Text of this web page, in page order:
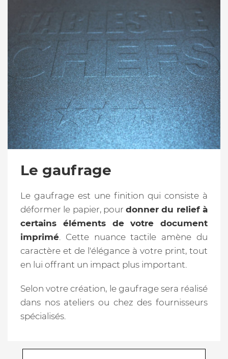
Le gaufrage
Le gaufrage est une finition qui consiste à
déformer le papier, pourdonner du relief à
certains éléments de votre document
imprimé. Cette nuance tactile amène du
caractère et de l'élégance à votre print, tout
en lui offrant un impact plus important.
Selon votre création, le gaufrage sera réalisé
dans nos ateliers ou chez des fournisseurs
spécialisés.